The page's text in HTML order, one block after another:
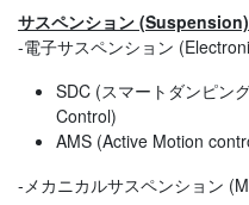
サスペンション (Suspension)
-電子サスペンション
SDC (スマートダンピン
Control)
AMS (Active Motion
-メカニカルサスペンション